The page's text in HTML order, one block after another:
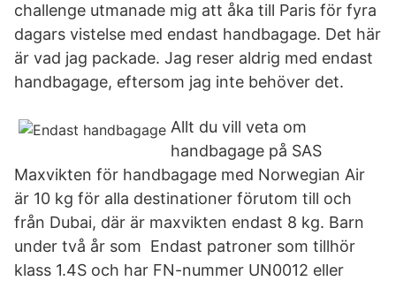
challenge utmanade mig att åka till Paris för fyra
dagars vistelse med endast handbagage. Det här
är vad jag packade. Jag reser aldrig med endast
handbagage, eftersom jag inte behöver det.
Allt du vill veta om
handbagage på SAS
Maxvikten för handbagage med Norwegian Air
är 10 kg för alla destinationer förutom till och
från Dubai, där är maxvikten endast 8 kg. Barn
under två år som Endast patroner som tillhör
klass 1.4S och har FN-nummer UN0012 eller